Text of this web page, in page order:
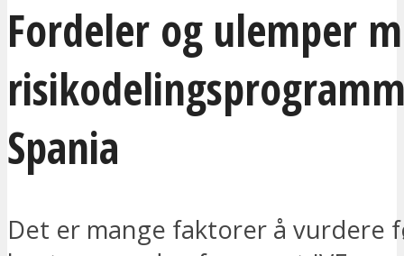
Fordeler og ulemper
Spania
Det er mange faktorer å vurdere